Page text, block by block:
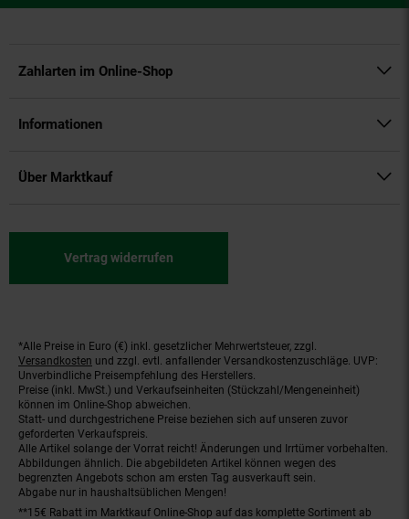
Zahlarten im Online-Shop
Informationen
Über Marktkauf
Vertrag widerrufen
Fußnoten
*Alle Preise in Euro (€) inkl. gesetzlicher Mehrwertsteuer, zzgl.
Versandkosten und zzgl. evtl. anfallender Versandkostenzuschläge. UVP:
Unverbindliche Preisempfehlung des Herstellers.
Preise (inkl. MwSt.) und Verkaufseinheiten (Stückzahl/Mengeneinheit)
können im Online-Shop abweichen.
Statt- und durchgestrichene Preise beziehen sich auf unseren zuvor
geforderten Verkaufspreis.
Alle Artikel solange der Vorrat reicht! Änderungen und Irrtümer vorbehalten.
Abbildungen ähnlich. Die abgebildeten Artikel können wegen des
begrenzten Angebots schon am ersten Tag ausverkauft sein.
Abgabe nur in haushaltsüblichen Mengen!
**15€ Rabatt im Marktkauf Online-Shop auf das komplette Sortiment ab